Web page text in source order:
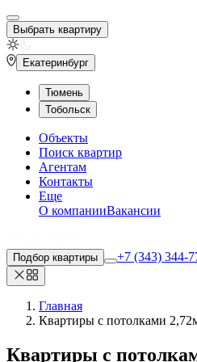
Выбрать квартиру
Екатеринбург
Тюмень
Тобольск
Объекты
Поиск квартир
Агентам
Контакты
Еще
О компанииВакансии
Подбор квартиры +7 (343) 344-
Главная
Квартиры с потолками
Квартиры с